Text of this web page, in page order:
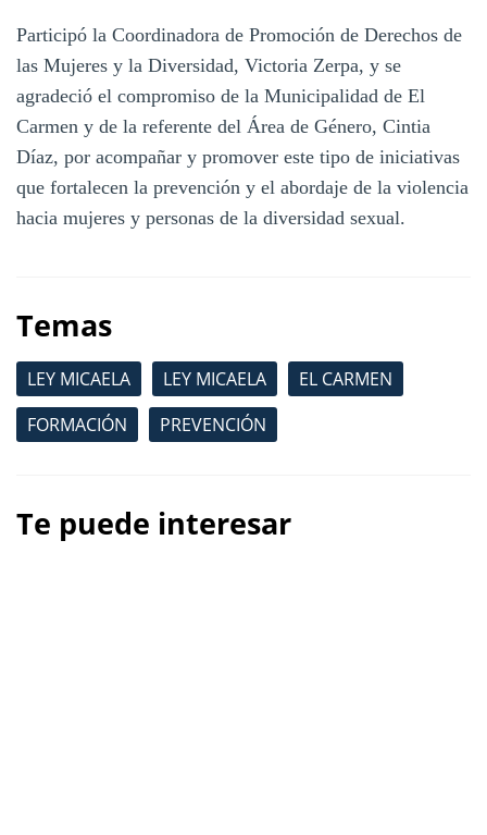
Participó la Coordinadora de Promoción de Derechos de
las Mujeres y la Diversidad, Victoria Zerpa, y se
agradeció el compromiso de la Municipalidad de El
Carmen y de la referente del Área de Género, Cintia
Díaz, por acompañar y promover este tipo de iniciativas
que fortalecen la prevención y el abordaje de la violencia
hacia mujeres y personas de la diversidad sexual.
Temas
LEY MICAELA LEY MICAELA
EL CARMEN
FORMACIÓN
PREVENCIÓN
Te puede interesar